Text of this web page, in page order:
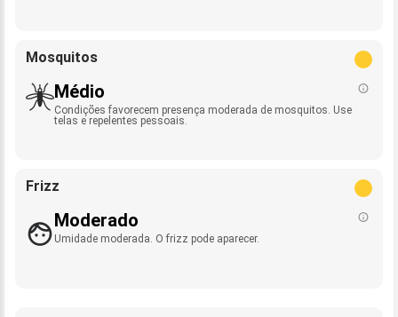
Mosquitos
Médio
Condições favorecem presença moderada de mosquitos. Use
telas e repelentes pessoais.
Frizz
Moderado
Umidade moderada. O frizz pode aparecer.